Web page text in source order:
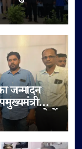
जन्मदिन
लोगों